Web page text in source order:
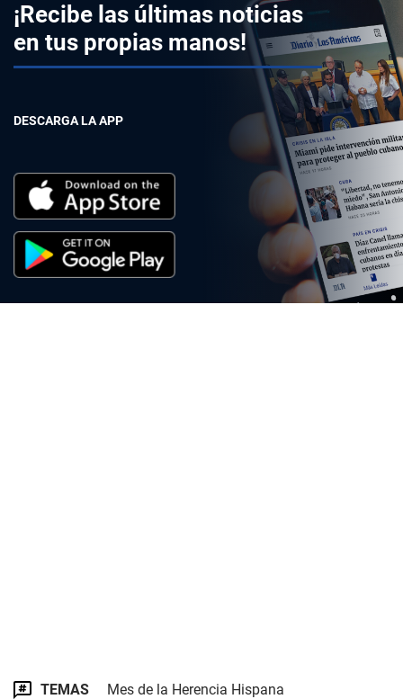
¡Recibe las últimas noticias
en tus propias manos!
DESCARGA LA APP
TEMAS
Mes de la Herencia Hispana